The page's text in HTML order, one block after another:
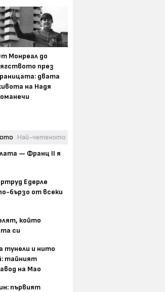
Монреал до
през
двата
на Надя
Най-четеното
— Франц II я
Едерле
бързо от всеки
който
си
тунели и нито
тайният
на Мао
първият